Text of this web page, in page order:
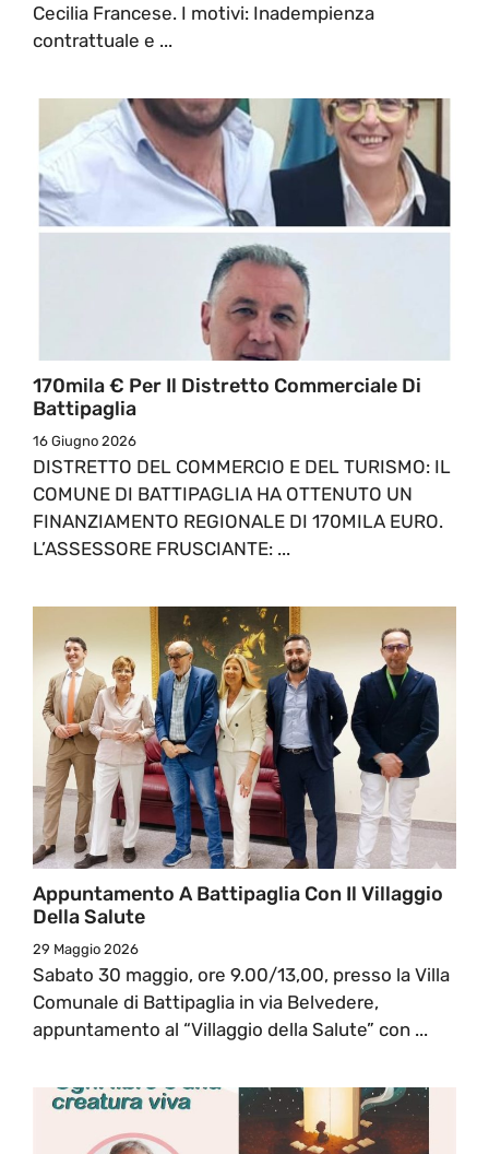
Cecilia Francese. I motivi: Inadempienza
contrattuale e ...
170mila € Per Il Distretto Commerciale Di
Battipaglia
16 Giugno 2026
DISTRETTO DEL COMMERCIO E DEL TURISMO: IL
COMUNE DI BATTIPAGLIA HA OTTENUTO UN
FINANZIAMENTO REGIONALE DI 170MILA EURO.
L’ASSESSORE FRUSCIANTE: ...
Appuntamento A Battipaglia Con Il Villaggio
Della Salute
29 Maggio 2026
Sabato 30 maggio, ore 9.00/13,00, presso la Villa
Comunale di Battipaglia in via Belvedere,
appuntamento al “Villaggio della Salute” con ...